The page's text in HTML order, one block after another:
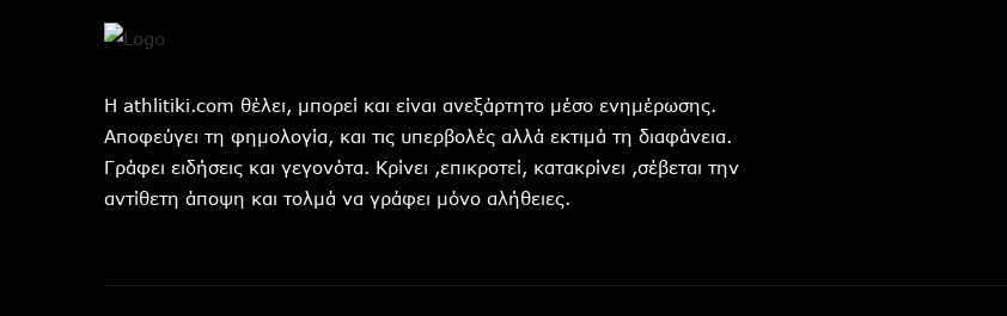
Η athlitiki.com θέλει, μπορεί και είναι ανεξάρτητο μέσο ενημέρωσης.
Αποφεύγει τη φημολογία, και τις υπερβολές αλλά εκτιμά τη διαφάνεια.
Γράφει ειδήσεις και γεγονότα. Κρίνει ,επικροτεί, κατακρίνει ,σέβεται την
αντίθετη άποψη και τολμά να γράφει μόνο αλήθειες.